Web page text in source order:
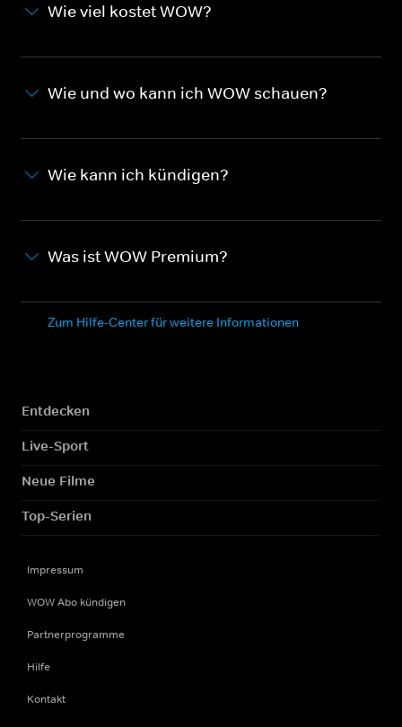
Wie viel kostet WOW?
Wie und wo kann ich WOW schauen?
Wie kann ich kündigen?
Was ist WOW Premium?
Zum Hilfe-Center für weitere Informationen
Entdecken
Live-Sport
Neue Filme
Top-Serien
Impressum
WOW Abo kündigen
Partnerprogramme
Hilfe
Kontakt